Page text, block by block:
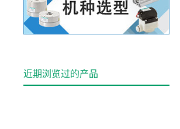
近期浏览过的产品